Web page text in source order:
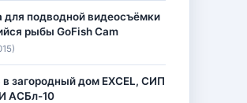
для подводной видеосъёмки
рыбы GoFish Cam
в загородный дом EXCEL, СИП
АСБл-10